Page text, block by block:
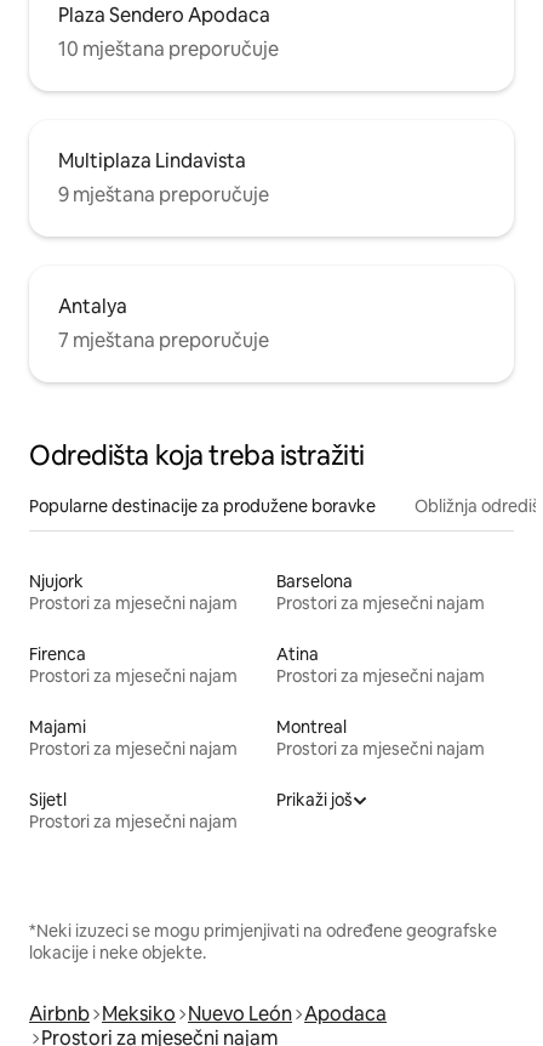
Plaza Sendero Apodaca
10 mještana preporučuje
Multiplaza Lindavista
9 mještana preporučuje
Antalya
7 mještana preporučuje
Odredišta koja treba istražiti
Popularne destinacije za produžene boravke Obližnja
Njujork
Prostori za mjesečni najam
Barselona
Prostori za mjesečni najam
Firenca
Prostori za mjesečni najam
Atina
Prostori za mjesečni najam
Majami
Prostori za mjesečni najam
Montreal
Prostori za mjesečni najam
Sijetl
Prostori za mjesečni najam
Prikaži još
*Neki izuzeci se mogu primjenjivati na određene geografske
lokacije i neke objekte.
Airbnb Meksiko Nuevo León Apodaca
Prostori za mjesečni najam